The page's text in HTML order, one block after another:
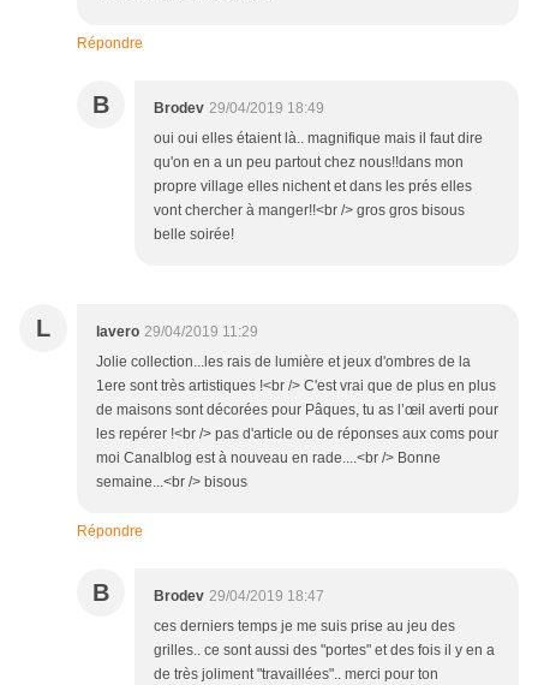
Répondre
B Brodev 29/04/2019 18:49
oui oui elles étaient là.. magnifique mais il faut dire
qu'on en a un peu partout chez nous!!dans mon
propre village elles nichent et dans les prés elles
vont chercher à manger!!<br /> gros gros bisous
belle soirée!
L lavero 29/04/2019 11:29
Jolie collection...les rais de lumière et jeux d'ombres de la
1ere sont très artistiques !<br /> C'est vrai que de plus en plus
de maisons sont décorées pour Pâques, tu as l’œil averti pour
les repérer !<br /> pas d'article ou de réponses aux coms pour
moi Canalblog est à nouveau en rade....<br /> Bonne
semaine...<br /> bisous
Répondre
B Brodev 29/04/2019 18:47
ces derniers temps je me suis prise au jeu des
grilles.. ce sont aussi des "portes" et des fois il y en a
de très joliment "travaillées".. merci pour ton